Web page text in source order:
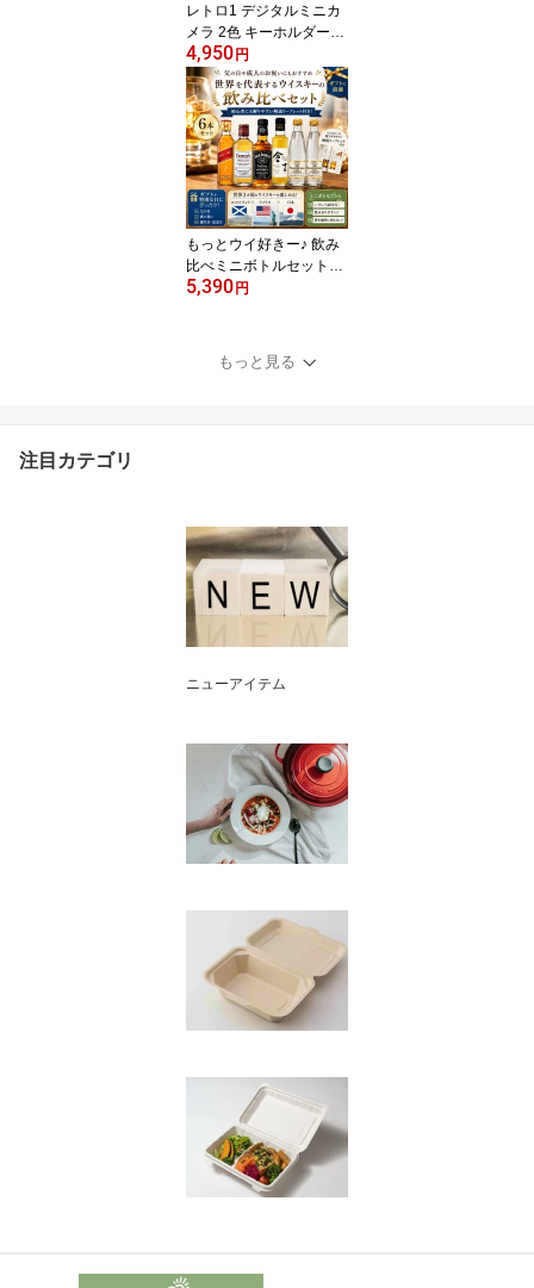
レトロ1 デジタルミニカ
メラ 2色 キーホルダーサ
イズに驚かされるデジタ
ルカメラ インスタントカ
メラのフォルムがカワイ
イ USBやメモリーカー
ドでデータ保存可能 解析
度：360万画素 サイズ：
W32×H30×D38mm 付属
品：USBケーブル、スト
ラップ、キーホルダー ギ
フト
4,950円
もっとウイ好きー♪ 飲み
比べミニボトルセット｜
ウイスキー 飲み比べ ミ
キュール ギフト プレゼ
ント 父の日 誕生日
5,390円
もっと見る
注目カテゴリ
ニューアイテム